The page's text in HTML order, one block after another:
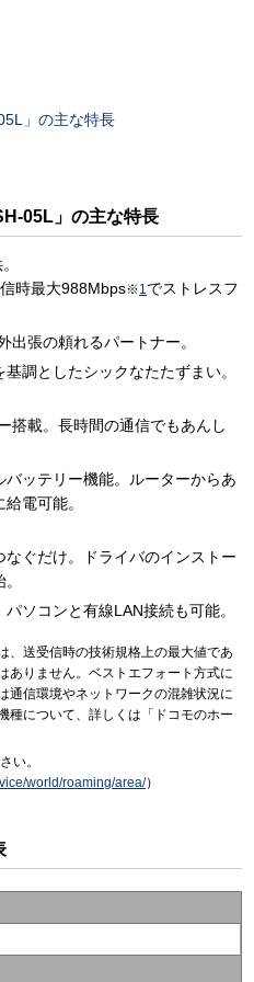
」の主な特長
05L」の主な特長
時最大988Mbps※1 でストレスフ
出張の頼れるパートナー。
調としたシックなたたずまい。
搭載。長時間の通信でもあんし
ッテリー機能。ルーターからあ
電可能。
ぐだけ。ドライバのインストー
ソコンと有線LAN接続も可能。
、送受信時の技術規格上の最大値であ
ありません。ベストエフォート方式に
通信環境やネットワークの混雑状況に
種について、詳しくは「ドコモのホー
い。
world/roaming/area/）